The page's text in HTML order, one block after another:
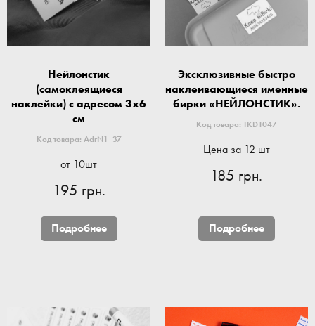
Нейлонстик
(самоклеящиеся
наклейки) с адресом 3x6
см
Код товара: AdrN1_37
от 10шт
195 грн.
Подробнее
Эксклюзивные быстро
наклеивающиеся именные
бирки «НЕЙЛОНСТИК».
Код товара: TKD1047
Цена за 12 шт
185 грн.
Подробнее